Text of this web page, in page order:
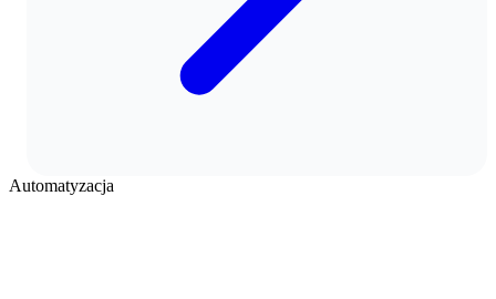
Automatyzacja